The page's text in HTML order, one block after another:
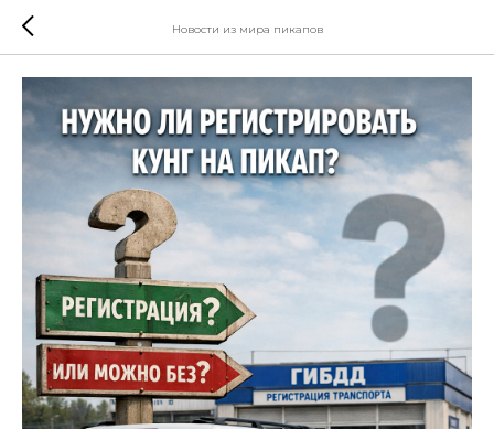
Новости из мира пикапов